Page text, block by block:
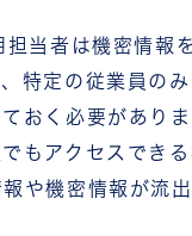
当者は機密情報
特定の従業員の
おく必要があり
もアクセスでき
や機密情報が流